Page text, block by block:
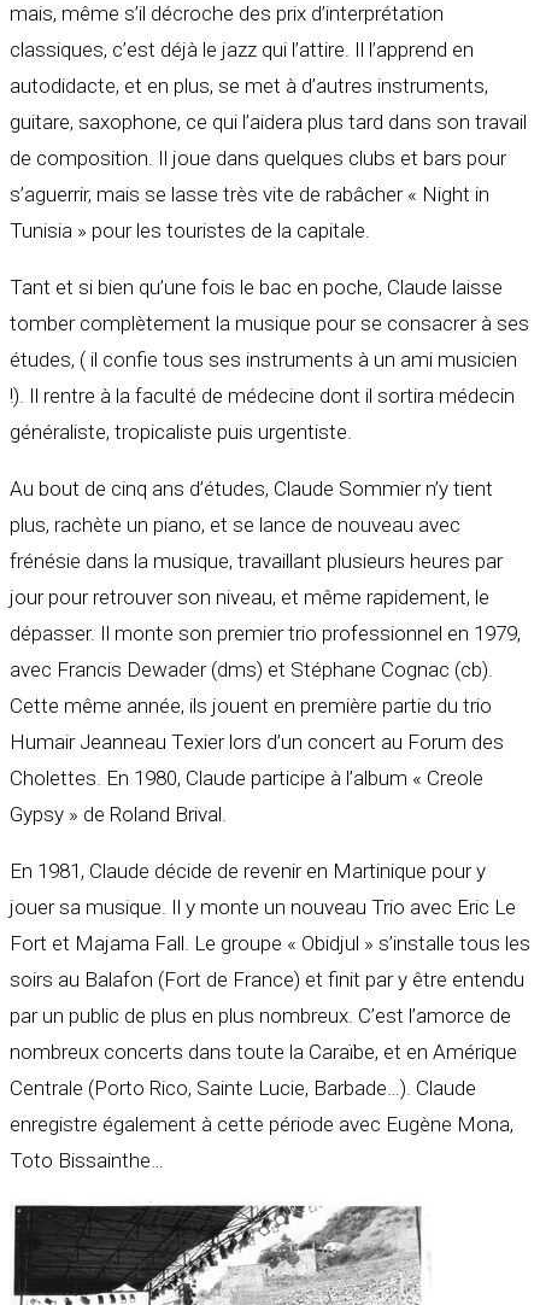
mais, même s’il décroche des prix d’interprétation
classiques, c’est déjà le jazz qui l’attire. Il l’apprend en
autodidacte, et en plus, se met à d’autres instruments,
guitare, saxophone, ce qui l’aidera plus tard dans son travail
de composition. Il joue dans quelques clubs et bars pour
s’aguerrir, mais se lasse très vite de rabâcher « Night in
Tunisia » pour les touristes de la capitale.
Tant et si bien qu’une fois le bac en poche, Claude laisse
tomber complètement la musique pour se consacrer à ses
études, ( il confie tous ses instruments à un ami musicien
!). Il rentre à la faculté de médecine dont il sortira médecin
généraliste, tropicaliste puis urgentiste.
Au bout de cinq ans d’études, Claude Sommier n’y tient
plus, rachète un piano, et se lance de nouveau avec
frénésie dans la musique, travaillant plusieurs heures par
jour pour retrouver son niveau, et même rapidement, le
dépasser. Il monte son premier trio professionnel en 1979,
avec Francis Dewader (dms) et Stéphane Cognac (cb).
Cette même année, ils jouent en première partie du trio
Humair Jeanneau Texier lors d’un concert au Forum des
Cholettes. En 1980, Claude participe à l’album « Creole
Gypsy » de Roland Brival.
En 1981, Claude décide de revenir en Martinique pour y
jouer sa musique. Il y monte un nouveau Trio avec Eric Le
Fort et Majama Fall. Le groupe « Obidjul » s’installe tous les
soirs au Balafon (Fort de France) et finit par y être entendu
par un public de plus en plus nombreux. C’est l’amorce de
nombreux concerts dans toute la Caraïbe, et en Amérique
Centrale (Porto Rico, Sainte Lucie, Barbade…). Claude
enregistre également à cette période avec Eugène Mona,
Toto Bissainthe…